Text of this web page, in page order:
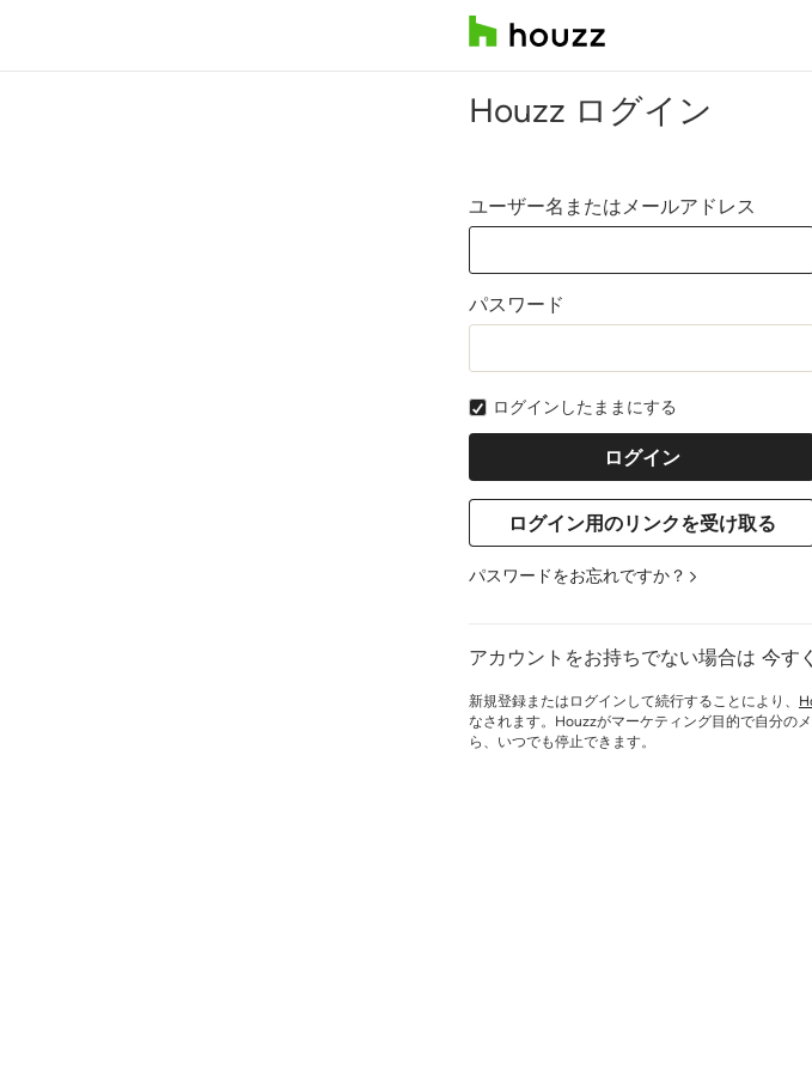
Houzz ログイン
ユーザー名またはメールアドレス
パスワード
ログインしたままにする
パスワードをお忘れですか？
アカウントをお持ちでない場合は 今す
新規登録またはログインして続行することにより、
なされます。Houzzがマーケティング目的で自分の
ら、いつでも停止できます。